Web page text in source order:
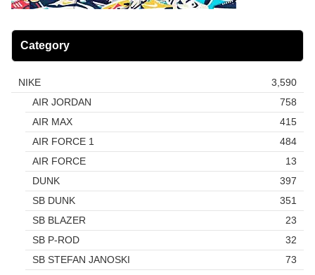
Category
NIKE
3,590
AIR JORDAN
758
AIR MAX
415
AIR FORCE 1
484
AIR FORCE
13
DUNK
397
SB DUNK
351
SB BLAZER
23
SB P-ROD
32
SB STEFAN JANOSKI
73